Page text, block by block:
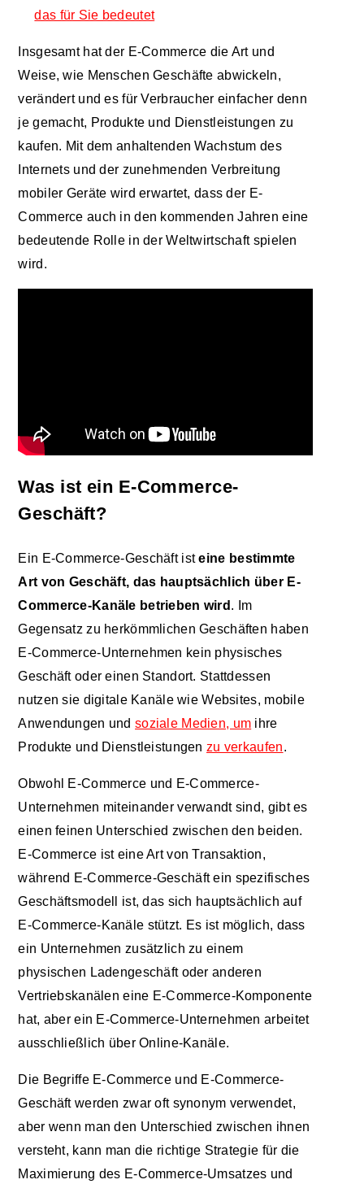
das für Sie bedeutet
Insgesamt hat der E-Commerce die Art und
Weise, wie Menschen Geschäfte abwickeln,
verändert und es für Verbraucher einfacher denn
je gemacht, Produkte und Dienstleistungen zu
kaufen. Mit dem anhaltenden Wachstum des
Internets und der zunehmenden Verbreitung
mobiler Geräte wird erwartet, dass der E-
Commerce auch in den kommenden Jahren eine
bedeutende Rolle in der Weltwirtschaft spielen
wird.
Was ist ein E-Commerce-
Geschäft?
Ein E-Commerce-Geschäft isteine bestimmte
Art von Geschäft, das hauptsächlich über E-
Commerce-Kanäle betrieben wird . Im
Gegensatz zu herkömmlichen Geschäften haben
E-Commerce-Unternehmen kein physisches
Geschäft oder einen Standort. Stattdessen
nutzen sie digitale Kanäle wie Websites, mobile
Anwendungen undsoziale Medien, um ihre
Produkte und Dienstleistungenzu verkaufen.
Obwohl E-Commerce und E-Commerce-
Unternehmen miteinander verwandt sind, gibt es
einen feinen Unterschied zwischen den beiden.
E-Commerce ist eine Art von Transaktion,
während E-Commerce-Geschäft ein spezifisches
Geschäftsmodell ist, das sich hauptsächlich auf
E-Commerce-Kanäle stützt. Es ist möglich, dass
ein Unternehmen zusätzlich zu einem
physischen Ladengeschäft oder anderen
Vertriebskanälen eine E-Commerce-Komponente
hat, aber ein E-Commerce-Unternehmen arbeitet
ausschließlich über Online-Kanäle.
Die Begriffe E-Commerce und E-Commerce-
Geschäft werden zwar oft synonym verwendet,
aber wenn man den Unterschied zwischen ihnen
versteht, kann man die richtige Strategie für die
Maximierung des E-Commerce-Umsatzes und